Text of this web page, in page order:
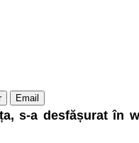
Email
s-a desfășurat în